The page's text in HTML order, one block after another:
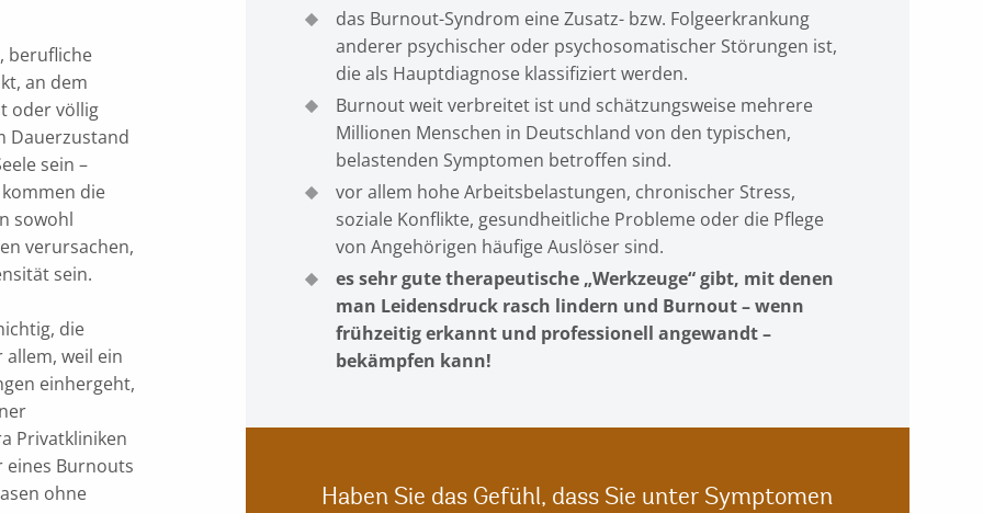
berufliche
an dem
oder völlig
Dauerzustand
sein –
die
sowohl
verursachen,
sein.
die
weil ein
einhergeht,
Privatkliniken
eines Burnouts
ohne
das Burnout-Syndrom eine Zusatz- bzw. Folgeerkrankung
anderer psychischer oder psychosomatischer Störungen ist,
die als Hauptdiagnose klassifiziert werden.
Burnout weit verbreitet ist und schätzungsweise mehrere
Millionen Menschen in Deutschland von den typischen,
belastenden Symptomen betroffen sind.
vor allem hohe Arbeitsbelastungen, chronischer Stress,
soziale Konflikte, gesundheitliche Probleme oder die Pflege
von Angehörigen häufige Auslöser sind.
es sehr gute therapeutische „Werkzeuge“ gibt, mit denen
man Leidensdruck rasch lindern und Burnout – wenn
frühzeitig erkannt und professionell angewandt –
bekämpfen kann!
Haben Sie das Gefühl, dass Sie unter Symptomen